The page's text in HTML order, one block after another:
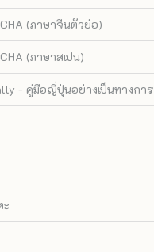
(ภาษาจีนตัวย่อ)
(ภาษาสเปน)
- คู่มือญี่ปุ่นอย่างเป็นทางการ
ะ